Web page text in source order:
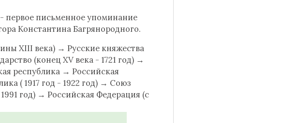
первое письменное упоминание
Константина Багрянородного.
XIII века) → Русские княжества
(конец XV века - 1721 год) →
республика → Российская
( 1917 год - 1922 год) → Союз
год) → Российская Федерация (с